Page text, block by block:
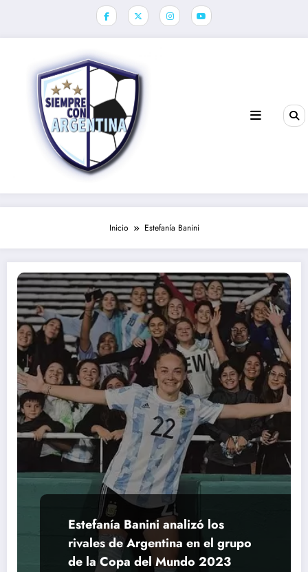
Inicio Estefanía Banini
Estefanía Banini analizó los
rivales de Argentina en el grupo
de la Copa del Mundo 2023